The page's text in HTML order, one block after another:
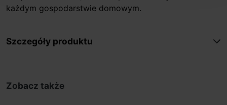
każdym gospodarstwie domowym.
Szczegóły produktu
Zobacz także